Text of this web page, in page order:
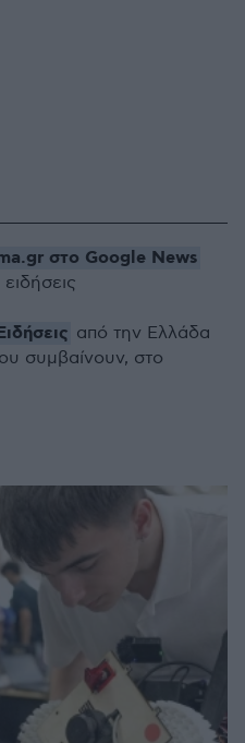
στο Google News
από την Ελλάδα
συμβαίνουν, στο